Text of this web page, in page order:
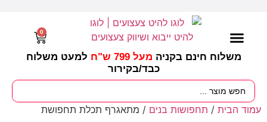
משלוח חינם בקניה מעל 799 ש"ח
למעט משלוח
כבד/בקירור
0
עמוד הבית / תחפושות בנים / מתאגרף תכלת תחפושת